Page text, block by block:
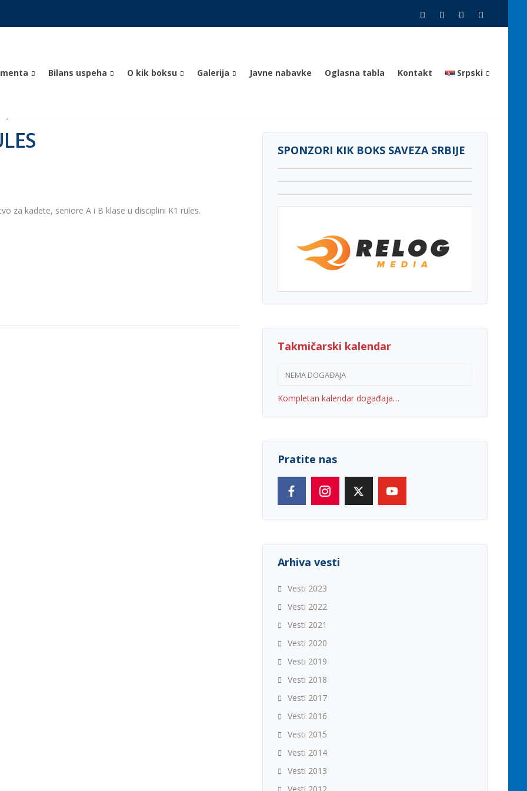
Bilans uspeha O kik boksu Galerija Javne nabavke Oglasna tabla Kontakt Srpski
za kadete, seniore A i B klase u disciplini K1 rules.
SPONZORI KIK BOKS SAVEZA SRBIJE
Takmičarski kalendar
NEMA DOGAĐAJA
Kompletan kalendar događaja…
Pratite nas
Arhiva vesti
Vesti 2023
Vesti 2022
Vesti 2021
Vesti 2020
Vesti 2019
Vesti 2018
Vesti 2017
Vesti 2016
Vesti 2015
Vesti 2014
Vesti 2013